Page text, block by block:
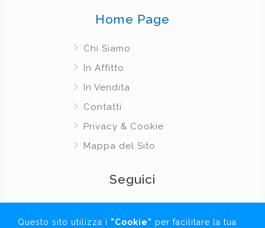
Home Page
Chi Siamo
In Affitto
In Vendita
Contatti
Privacy & Cookie
Mappa del Sito
Seguici
Questo sito utilizza i "Cookie" per facilitare la tua